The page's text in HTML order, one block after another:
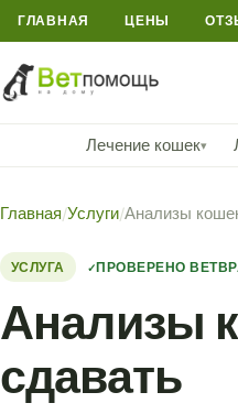
ГЛАВНАЯ ЦЕНЫ
Лечение кошек▾
Главная/Услуги/Анализы
УСЛУГА ПРОВЕРЕНО
Анализы
сдавать